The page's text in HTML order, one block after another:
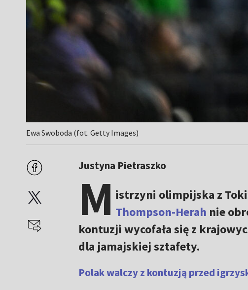
Ewa Swoboda (fot. Getty Images)
Justyna Pietraszko
M istrzyni olimpijska z
Thompson-Herah nie
kontuzji wycofała się z
dla jamajskiej sztafety.
Polak walczy z kontuzją przed